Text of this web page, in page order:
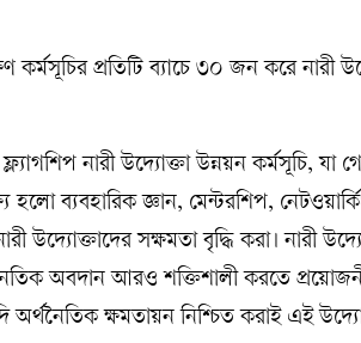
কর্মসূচির প্রতিটি ব্যাচে ৩০ জন করে নারী
নারী উদ্যোক্তা উন্নয়ন কর্মসূচি, যা
হলো ব্যবহারিক জ্ঞান, মেন্টরশিপ,
উদ্যোক্তাদের সক্ষমতা বৃদ্ধি করা। নারী
অবদান আরও শক্তিশালী করতে
অর্থনৈতিক ক্ষমতায়ন নিশ্চিত করাই এই